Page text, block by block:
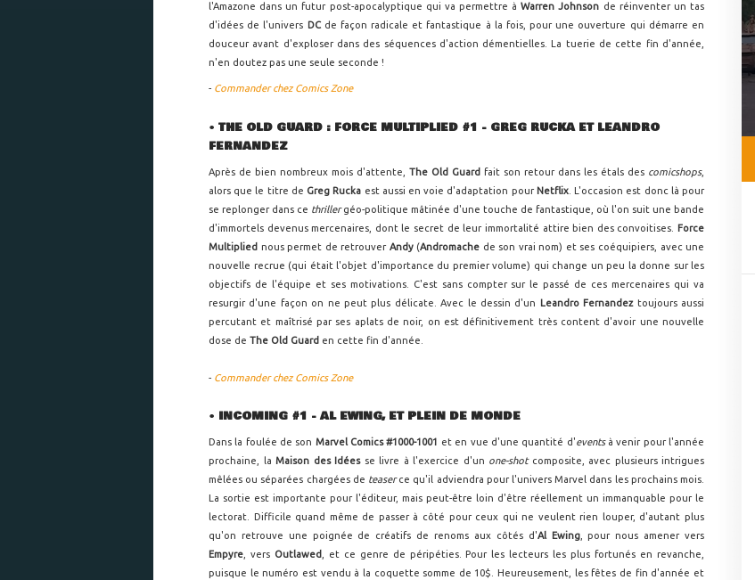
l'Amazone dans un futur post-apocalyptique qui va permettre àWarren Johnson de réinventer un tas
d'idées de l'univers DC de façon radicale et fantastique à la fois, pour une ouverture qui démarre en
douceur avant d'exploser dans des séquences d'action démentielles. La tuerie de cette fin d'année,
n'en doutez pas une seule seconde !
- Commander chez Comics Zone
• THE OLD GUARD : FORCE MULTIPLIED #1 - GREG RUCKA ET LEANDRO
FERNANDEZ
Après de bien nombreux mois d'attente, The Old Guard fait son retour dans les étals des comicshops,
alors que le titre de Greg Rucka est aussi en voie d'adaptation pour Netflix. L'occasion est donc là pour
se replonger dans ce thrillergéo-politique mâtinée d'une touche de fantastique, où l'on suit une bande
d'immortels devenus mercenaires, dont le secret de leur immortalité attire bien des convoitises. Force
Multiplied nous permet de retrouver Andy (Andromache de son vrai nom) et ses coéquipiers, avec une
nouvelle recrue (qui était l'objet d'importance du premier volume) qui change un peu la donne sur les
objectifs de l'équipe et ses motivations. C'est sans compter sur le passé de ces mercenaires qui va
resurgir d'une façon on ne peut plus délicate. Avec le dessin d'un Leandro Fernandez toujours aussi
percutant et maîtrisé par ses aplats de noir, on est définitivement très content d'avoir une nouvelle
dose de The Old Guard en cette fin d'année.
- Commander chez Comics Zone
• INCOMING #1 - AL EWING, ET PLEIN DE MONDE
Dans la foulée de son Marvel Comics #1000-1001 et en vue d'une quantité d'events à venir pour l'année
prochaine, la Maison des Idées se livre à l'exercice d'un one-shot composite, avec plusieurs intrigues
mêlées ou séparées chargées de teaserce qu'il adviendra pour l'univers Marvel dans les prochains mois.
La sortie est importante pour l'éditeur, mais peut-être loin d'être réellement un immanquable pour le
lectorat. Difficile quand même de passer à côté pour ceux qui ne veulent rien louper, d'autant plus
qu'on retrouve une poignée de créatifs de renoms aux côtés d'Al Ewing, pour nous amener vers
Empyre , vers Outlawed
, et ce genre de péripéties. Pour les lecteurs les plus fortunés en revanche,
puisque le numéro est vendu à la coquette somme de 10$. Heureusement, les fêtes de fin d'année et